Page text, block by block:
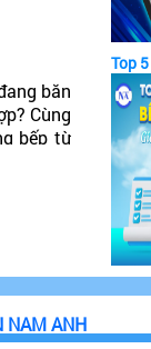
băn
Cùng
bếp từ
Top
NAM ANH